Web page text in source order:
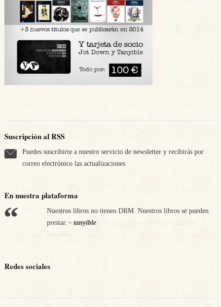
Suscripción al RSS
Puedes suscribirte a nuestro servicio de newsletter y recibirás por
correo electrónico las actualizaciones
En nuestra plataforma
Nuestros libros no tienen DRM. Nuestros libros se pueden
prestar. - tanyible
Apostamos por nuestra economía. Nos comprometemos a
pagar los impuestos en los países en los que vendemos.
Redes sociales